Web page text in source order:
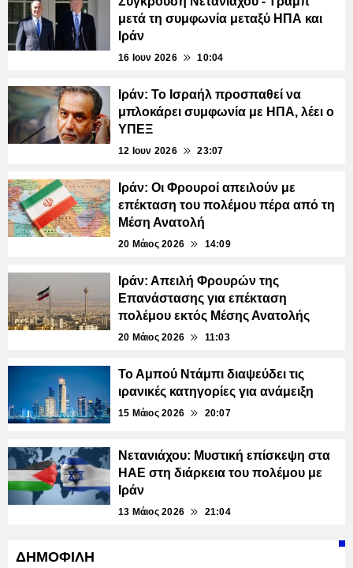
μετά τη συμφωνία μεταξύ ΗΠΑ και
Ιράν
16 Ιουν 2026 10:04
Ιράν: Το Ισραήλ προσπαθεί να
μπλοκάρει συμφωνία με ΗΠΑ, λέει ο
ΥΠΕΞ
12 Ιουν 2026 23:07
Ιράν: Οι Φρουροί απειλούν με
επέκταση του πολέμου πέρα από τη
Μέση Ανατολή
20 Μάιος 2026 14:09
Ιράν: Απειλή Φρουρών της
Επανάστασης για επέκταση
πολέμου εκτός Μέσης Ανατολής
20 Μάιος 2026 11:03
Το Αμπού Ντάμπι διαψεύδει τις
ιρανικές κατηγορίες για ανάμειξη
15 Μάιος 2026 20:07
Νετανιάχου: Μυστική επίσκεψη στα
ΗΑΕ στη διάρκεια του πολέμου με
Ιράν
13 Μάιος 2026 21:04
ΔΗΜΟΦΙΛΗ